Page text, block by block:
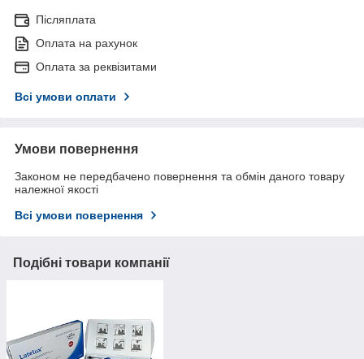
Післяплата
Оплата на рахунок
Оплата за реквізитами
Всі умови оплати
Умови повернення
Законом не передбачено повернення та обмін даного товару
належної якості
Всі умови повернення
Подібні товари компанії